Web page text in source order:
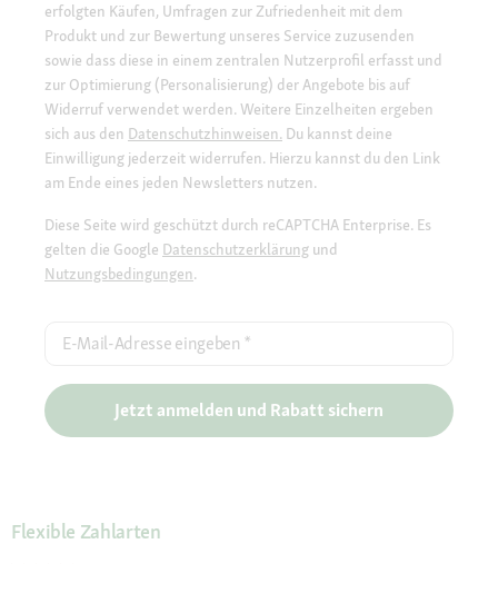
erfolgten Käufen, Umfragen zur Zufriedenheit mit dem
Produkt und zur Bewertung unseres Service zuzusenden
sowie dass diese in einem zentralen Nutzerprofil erfasst und
zur Optimierung (Personalisierung) der Angebote bis auf
Widerruf verwendet werden. Weitere Einzelheiten ergeben
sich aus den Datenschutzhinweisen. Du kannst deine
Einwilligung jederzeit widerrufen. Hierzu kannst du den Link
am Ende eines jeden Newsletters nutzen.
Diese Seite wird geschützt durch reCAPTCHA Enterprise. Es
gelten die Google Datenschutzerklärung und
Nutzungsbedingungen.
E-Mail-Adresse eingeben *
Jetzt anmelden und Rabatt sichern
Flexible Zahlarten